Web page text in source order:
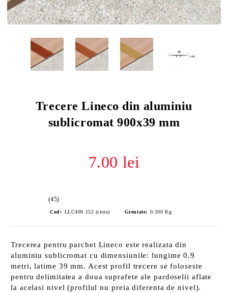
Trecere Lineco din aluminiu
sublicromat 900x39 mm
7.00 lei
(45)
Cod: LLC409.152 (cires) Greutate: 0.100 Kg
Trecerea pentru parchet Lineco este realizata din
aluminiu sublicromat cu dimensiunile: lungime 0.9
metri, latime 39 mm. Acest profil trecere se foloseste
pentru delimitatea a doua suprafete ale pardoselii aflate
la acelasi nivel (profilul nu preia diferenta de nivel).